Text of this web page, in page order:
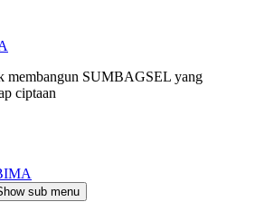
membangun SUMBAGSEL yang
ciptaan
sub menu